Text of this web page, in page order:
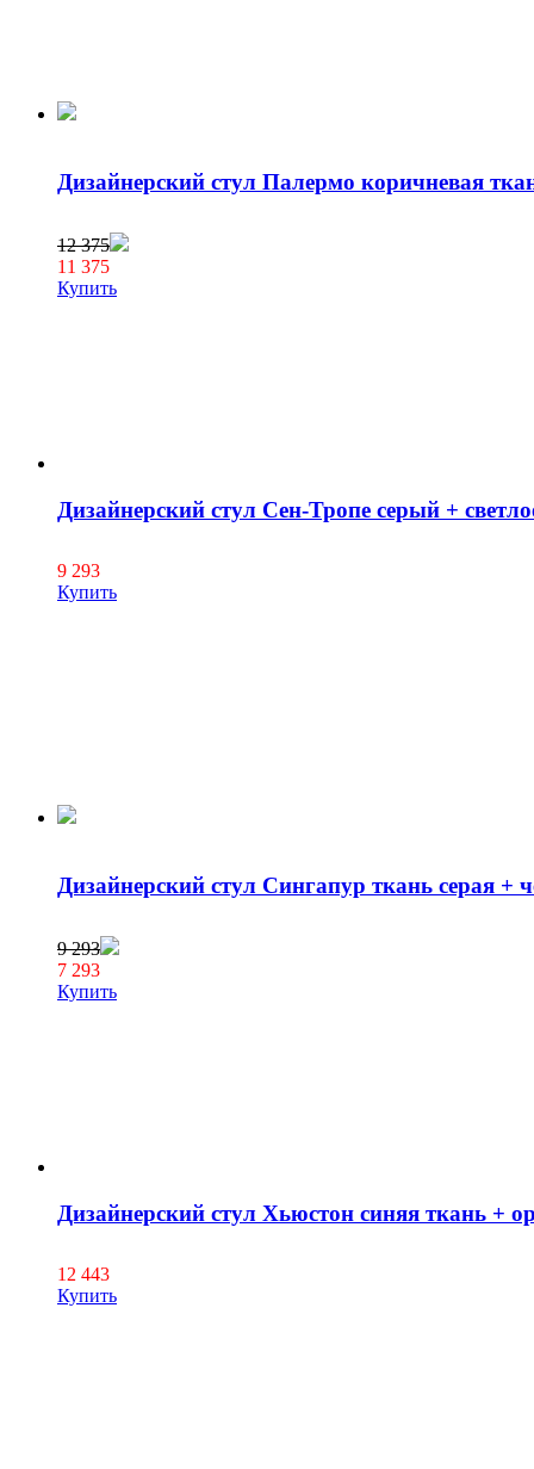
Дизайнерский стул Палермо коричневая
12 375
11 375
Купить
Дизайнерский стул Сен-Тропе серый +
9 293
Купить
Дизайнерский стул Сингапур ткань серая +
9 293
7 293
Купить
Дизайнерский стул Хьюстон синяя ткань +
12 443
Купить